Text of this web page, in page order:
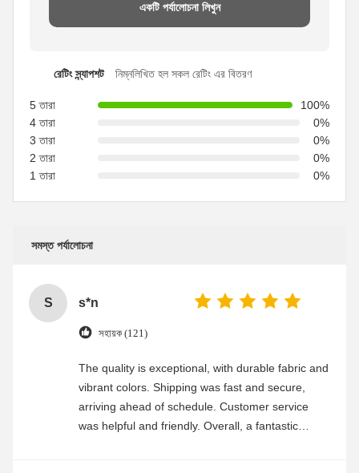
একটি পর্যালোচনা লিখুন
রেটিং স্ন্যাপশট নিম্নলিখিত হল সকল রেটিং এর বিতরণ
5 তারা
100%
4 তারা
0%
3 তারা
0%
2 তারা
0%
1 তারা
0%
সমস্ত পর্যালোচনা
S s*n
সহায়ক (121)
The quality is exceptional, with durable fabric and
vibrant colors. Shipping was fast and secure,
arriving ahead of schedule. Customer service
was helpful and friendly. Overall, a fantastic